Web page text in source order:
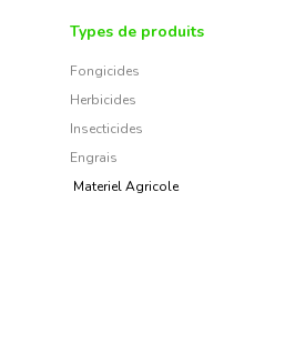
Types de produits
Fongicides
Herbicides
Insecticides
Engrais
Materiel Agricole